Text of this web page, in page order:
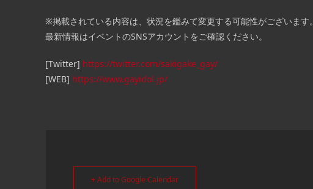
※掲載されている内容は、状況を鑑みて変更する可能性がございます。
最新情報はイベントのSNSアカウントをご確認ください。
[Twitter] https://twitter.com/sakigake_gay/
[WEB] https://www.gayidol.jp/
+ Add to Google Calendar